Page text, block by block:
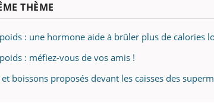
THÈME
: une hormone aide à brûler plus de calories
: méfiez-vous de vos amis !
boissons proposés devant les caisses des